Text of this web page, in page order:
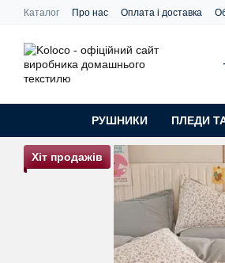
Перейти до основного контенту
Каталог Про нас Оплата і доставка
РУШНИКИ ПЛЕДИ
Хіт продажів